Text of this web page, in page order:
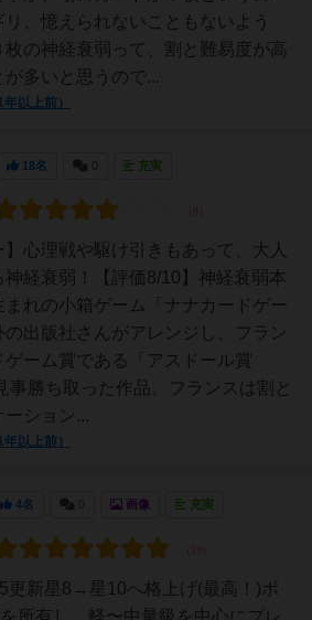
リ、憶えられないこともないよう
の神経衰弱って、割と難易度が高
が多いと思うので...
以上前）
18名 充実
】心理戦や駆け引きもあって、大人
神経衰弱！【評価8/10】神経衰弱本
まれの小箱ゲーム「ナナカードゲー
の出版社さんがアレンジし、フラン
ゲーム賞である「アスドール賞
事勝ち取った作品。フランスは割と
ーション...
以上前）
4名 画像 充実
更新星8→星10へ格上げ(最高！)ボ
を所有し、軽〜中量級を中心にプレ